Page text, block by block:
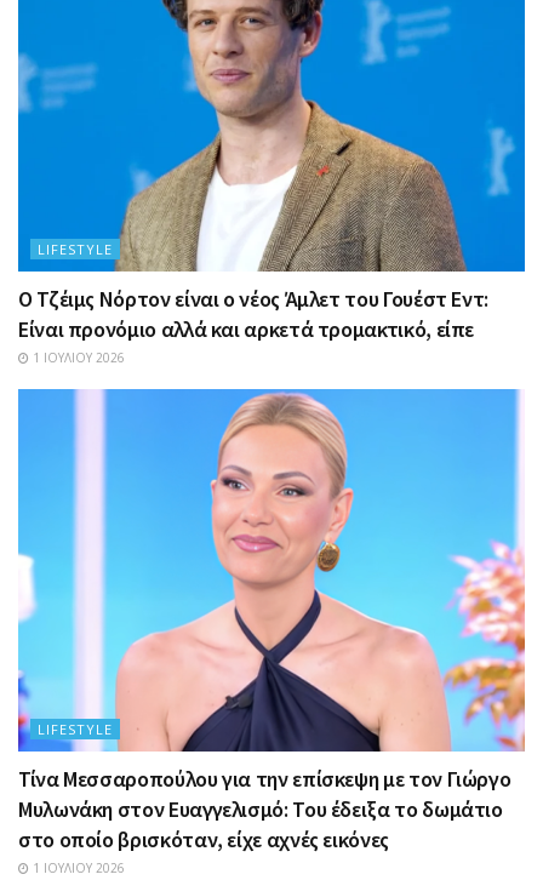
LIFESTYLE
Ο Τζέιμς Νόρτον είναι ο νέος Άμλετ του Γουέστ Εντ:
Είναι προνόμιο αλλά και αρκετά τρομακτικό, είπε
1 ΙΟΥΛΊΟΥ 2026
LIFESTYLE
Τίνα Μεσσαροπούλου για την επίσκεψη με τον Γιώργο
Μυλωνάκη στον Ευαγγελισμό: Του έδειξα το δωμάτιο
στο οποίο βρισκόταν, είχε αχνές εικόνες
1 ΙΟΥΛΊΟΥ 2026